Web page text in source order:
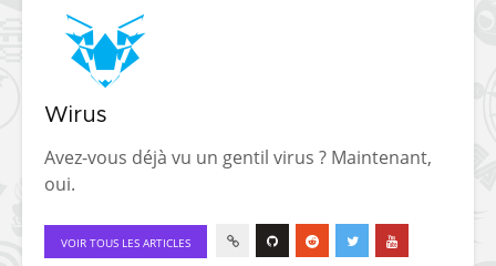
Wirus
Avez-vous déjà vu un gentil virus ? Maintenant,
oui.
VOIR TOUS LES ARTICLES